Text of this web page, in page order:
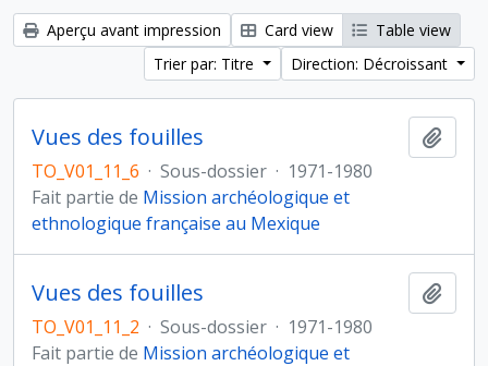
Aperçu avant impression Card view
Table view
Trier par: Titre
Direction: Décroissant
Vues des fouilles
TO_V01_11_6 · Sous-dossier · 1971-1980
Fait partie de Mission archéologique et
ethnologique française au Mexique
Vues des fouilles
TO_V01_11_2 · Sous-dossier · 1971-1980
Fait partie de Mission archéologique et